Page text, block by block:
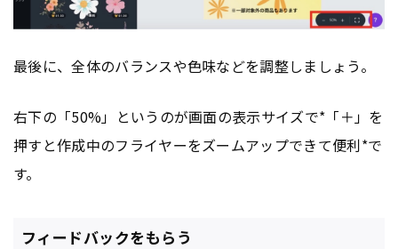
最後に、全体のバランスや色味などを調整しましょう。
右下の「50%」というのが画面の表示サイズで*「＋」を
押すと作成中のフライヤーをズームアップできて便利*で
す。
フィードバックをもらう